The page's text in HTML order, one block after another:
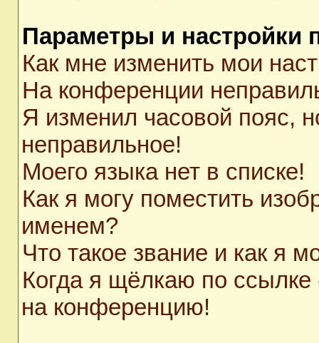
Параметры и настройки
Как мне изменить мои
На конференции
Я изменил часовой пояс,
неправильное!
Моего языка нет в списке!
Как я могу поместить
именем?
Что такое звание и как я
Когда я щёлкаю по ссылке
на конференцию!